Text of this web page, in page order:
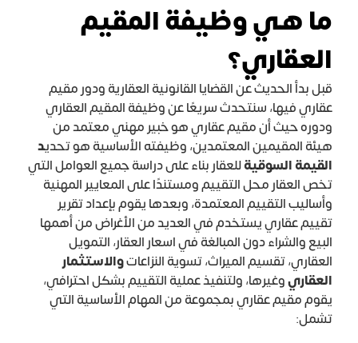
ما هي وظيفة المقيم
العقاري؟
قبل بدأ الحديث عن القضايا القانونية العقارية ودور مقيم
عقاري فيها، سنتحدث سريعًا عن وظيفة المقيم العقاري
ودوره حيث أن مقيم عقاري هو خبير مهني معتمد من
هيئة المقيمين المعتمدين، وظيفته الأساسية هو تحديد
القيمة السوقيةللعقار بناء على دراسة جميع العوامل التي
تخص العقار محل التقييم ومستندًا على المعايير المهنية
وأساليب التقييم المعتمدة، وبعدها يقوم بإعداد تقرير
تقييم عقاري يستخدم في العديد من الأغراض من أهمها
البيع والشراء دون المبالغة في اسعار العقار، التمويل
العقاري، تقسيم الميراث، تسوية النزاعاتوالاستثمار
العقاريوغيرها، ولتنفيذ عملية التقييم بشكل احترافي،
يقوم مقيم عقاري بمجموعة من المهام الأساسية التي
تشمل: